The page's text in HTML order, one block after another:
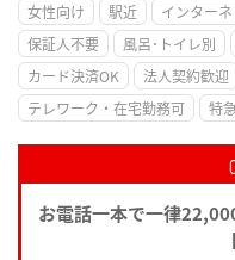
女性向け 駅近 インター
保証人不要
風呂･トイレ別
カード決済OK
法人契約歓迎
テレワーク・在宅勤務可
特
お電話一本で一律